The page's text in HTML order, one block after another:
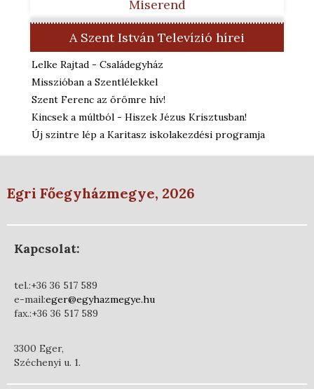
Miserend
A Szent István Televízió hírei
Lelke Rajtad - Családegyház
Misszióban a Szentlélekkel
Szent Ferenc az örömre hív!
Kincsek a múltból - Hiszek Jézus Krisztusban!
Új szintre lép a Karitasz iskolakezdési programja
Egri Főegyházmegye, 2026
Kapcsolat:
tel.:+36 36 517 589
e-mail:eger@egyhazmegye.hu
fax.:+36 36 517 589
3300 Eger,
Széchenyi u. 1.